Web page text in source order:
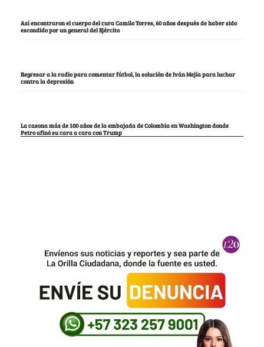
Así encontraron el cuerpo del cura Camilo Torres, 60 años después de haber sido
escondido por un general del Ejército
Regresar a la radio para comentar fútbol, la solución de Iván Mejía para luchar
contra la depresión
La casona más de 100 años de la embajada de Colombia en Washington donde
Petro afinó su cara a cara con Trump